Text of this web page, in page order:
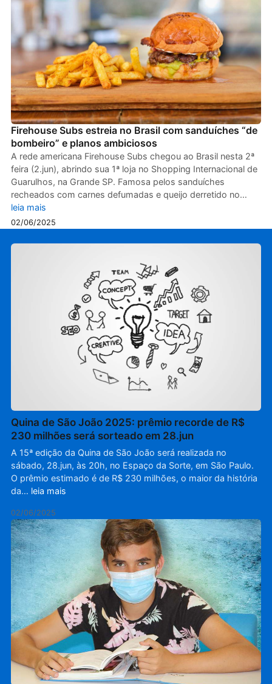
Firehouse Subs estreia no Brasil com sanduíches “de
bombeiro” e planos ambiciosos
A rede americana Firehouse Subs chegou ao Brasil nesta 2ª
feira (2.jun), abrindo sua 1ª loja no Shopping Internacional de
Guarulhos, na Grande SP. Famosa pelos sanduíches
recheados com carnes defumadas e queijo derretido no…
leia mais
02/06/2025
Quina de São João 2025: prêmio recorde de R$
230 milhões será sorteado em 28.jun
A 15ª edição da Quina de São João será realizada no
sábado, 28.jun, às 20h, no Espaço da Sorte, em São Paulo.
O prêmio estimado é de R$ 230 milhões, o maior da história
da… leia mais
02/06/2025